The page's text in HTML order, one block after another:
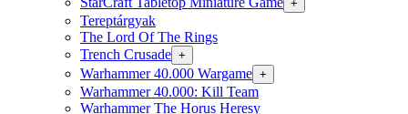
+
Tereptárgyak
The Lord Of The Rings
Trench Crusade +
Warhammer 40.000 Wargame +
Warhammer 40.000: Kill Team
Warhammer The Horus Heresy